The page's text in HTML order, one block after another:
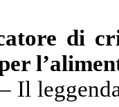
di
Il